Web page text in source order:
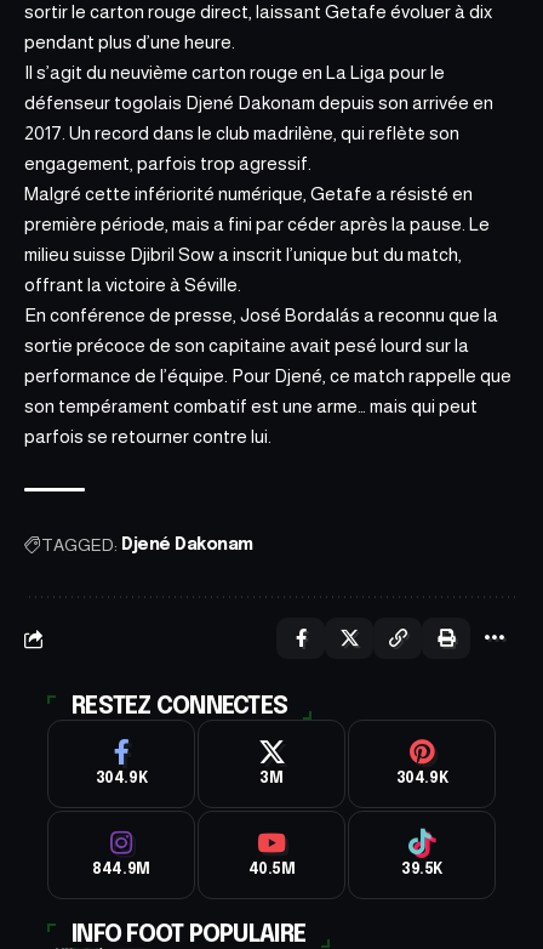
sortir le carton rouge direct, laissant Getafe évoluer à dix
pendant plus d’une heure.
Il s’agit du neuvième carton rouge en La Liga pour le
défenseur togolais Djené Dakonam depuis son arrivée en
2017. Un record dans le club madrilène, qui reflète son
engagement, parfois trop agressif.
Malgré cette infériorité numérique, Getafe a résisté en
première période , mais a fini par céder après la pause. Le
milieu suisse Djibril Sow a inscrit l’unique but du match,
offrant la victoire à Séville.
En conférence de presse, José Bordalás a reconnu que la
sortie précoce de son capitaine avait pesé lourd sur la
performance de l’équipe. Pour Djené, ce match rappelle que
son tempérament combatif est une arme… mais qui peut
parfois se retourner contre lui.
TAGGED: Djené Dakonam
RESTEZ CONNECTES
304.9K 3M 304.9K
844.9M 40.5M 39.5K
INFO FOOT POPULAIRE